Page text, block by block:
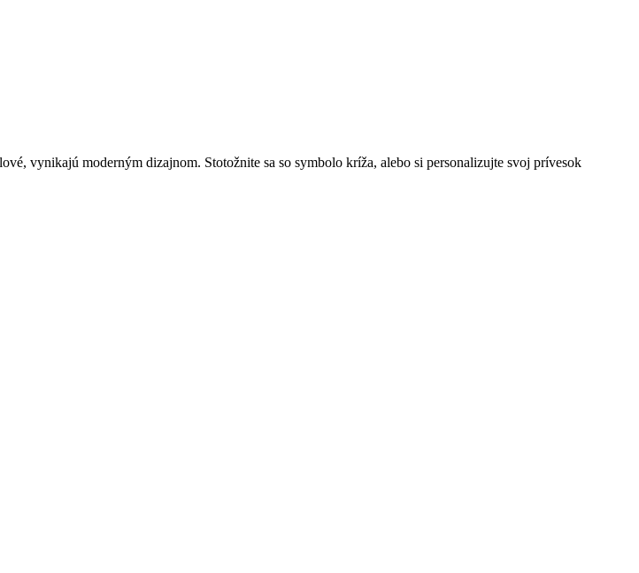
vynikajú moderným dizajnom. Stotožnite sa so symbolo kríža, alebo si personalizujte svoj prívesok